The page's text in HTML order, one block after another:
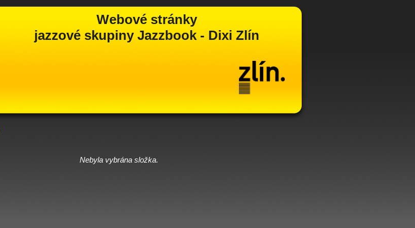
Webové stránky
jazzové skupiny Jazzbook - Dixi Zlín
Nebyla vybrána složka.